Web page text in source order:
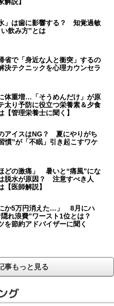
」は歯に影響する？ 知覚過敏
飲み方”とは
省で「身近な人と衝突」するの
テクニックを心理カウンセラ
体重増…「そうめんだけ」が原
り予防に役立つ栄養素＆夕食
【管理栄養士に聞く】
アイスはNG？ 夏にやりがち
慣”が「不眠」引き起こすワケ
どの激痛」 暑いと“痛風”にな
脱水が原因？ 注意すべき人
【医師解説】
にか5万円消えた…」 8月にハ
隠れ浪費”ワースト1位とは？
を節約アドバイザーに聞く
事もっと見る
グ